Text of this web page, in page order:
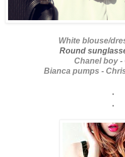
White blouse/
Round
Chanel boy -
Bianca pumps -
.
.